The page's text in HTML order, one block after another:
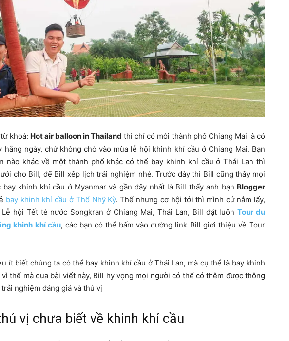
khoá: Hot air balloon in Thailand thì chỉ có mỗi thành phố Chiang Mai là có
ngày, chứ không chờ vào mùa lễ hội khinh khí cầu ở Chiang Mai. Bạn
nào khác về một thành phố khác có thể bay khinh khí cầu ở Thái Lan thì
cho Bill, để Bill xếp lịch trải nghiệm nhé. Trước đây thì Bill cũng thấy mọi
khinh khí cầu ở Myanmar và gần đây nhất là Bill thấy anh bạn Blogger
bay khinh khí cầu ở Thổ Nhỹ Kỳ. Thế nhưng cơ hội tới thì mình cứ nắm lấy,
hội Tết té nước Songkran ở Chiang Mai, Thái Lan, Bill đặt luônTour du
khinh khí cầu, các bạn có thể bấm vào đường link Bill giới thiệu về Tour
ít biết chúng ta có thể bay khinh khí cầu ở Thái Lan, mà cụ thể là bay khinh
thế mà qua bài viết này, Bill hy vọng mọi người có thể có thêm được thông
nghiệm đáng giá và thú vị
vị chưa biết về khinh khí cầu